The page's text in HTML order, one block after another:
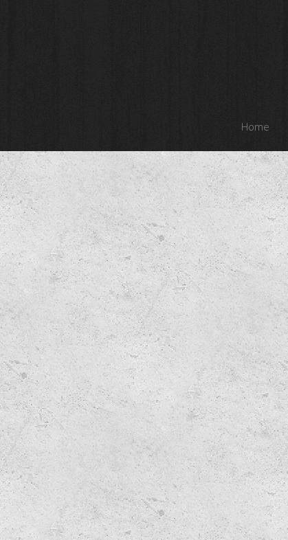
Home